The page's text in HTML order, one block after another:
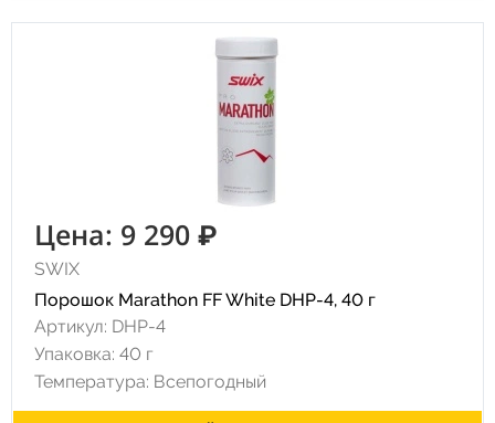
Цена: 9 290 ₽
SWIX
Порошок Marathon FF White DHP-4, 40 г
Артикул: DHP-4
Упаковка: 40 г
Температура: Всепогодный